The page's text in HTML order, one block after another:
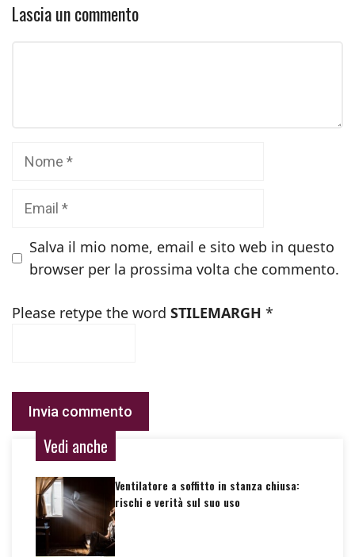
Lascia un commento
Salva il mio nome, email e sito web in questo
browser per la prossima volta che commento.
Please retype the word STILEMARGH *
Vedi anche
Ventilatore a soffitto in stanza chiusa:
rischi e verità sul suo uso